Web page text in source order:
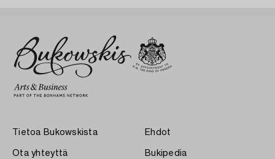
Tietoa Bukowskista
Ota yhteyttä
Ehdot
Bukipedia